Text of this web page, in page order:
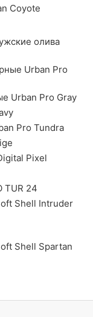
Coyote
олива
Urban Pro
Urban Pro Gray
Pro Tundra
Pixel
TUR 24
Shell Intruder
Shell Spartan